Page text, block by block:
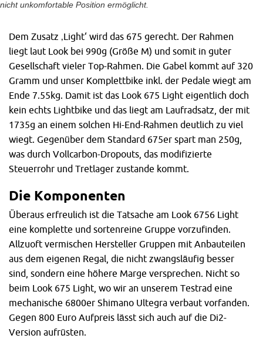
nicht unkomfortable Position ermöglicht.
Dem Zusatz ‚Light‘ wird das 675 gerecht. Der Rahmen
liegt laut Look bei 990g (Größe M) und somit in guter
Gesellschaft vieler Top-Rahmen. Die Gabel kommt auf 320
Gramm und unser Komplettbike inkl. der Pedale wiegt am
Ende 7.55kg. Damit ist das Look 675 Light eigentlich doch
kein echts Lightbike und das liegt am Laufradsatz, der mit
1735g an einem solchen Hi-End-Rahmen deutlich zu viel
wiegt. Gegenüber dem Standard 675er spart man 250g,
was durch Vollcarbon-Dropouts, das modifizierte
Steuerrohr und Tretlager zustande kommt.
Die Komponenten
Überaus erfreulich ist die Tatsache am Look 6756 Light
eine komplette und sortenreine Gruppe vorzufinden.
Allzuoft vermischen Hersteller Gruppen mit Anbauteilen
aus dem eigenen Regal, die nicht zwangsläufig besser
sind, sondern eine höhere Marge versprechen. Nicht so
beim Look 675 Light, wo wir an unserem Testrad eine
mechanische 6800er Shimano Ultegra verbaut vorfanden.
Gegen 800 Euro Aufpreis lässt sich auch auf die Di2-
Version aufrüsten.